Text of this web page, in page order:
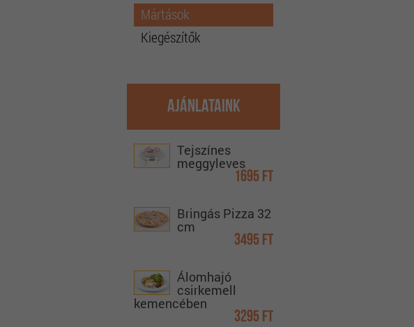
Mártások
Kiegészítők
Ajánlataink
Tejszínes
meggyleves
1695 Ft
Bringás Pizza 32
cm
3495 Ft
Álomhajó
csirkemell
kemencében
3295 Ft